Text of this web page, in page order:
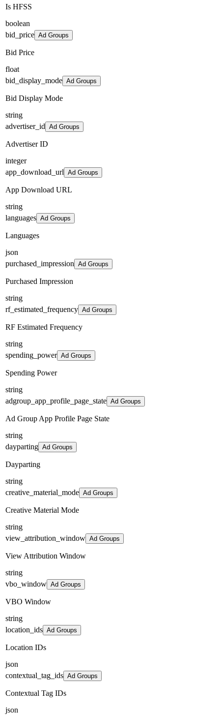
Is HFSS
boolean
bid_price Ad Groups
Bid Price
float
bid_display_mode Ad Groups
Bid Display Mode
string
advertiser_id Ad Groups
Advertiser ID
integer
app_download_url Ad Groups
App Download URL
string
languages Ad Groups
Languages
json
purchased_impression Ad Groups
Purchased Impression
string
rf_estimated_frequency Ad Groups
RF Estimated Frequency
string
spending_power Ad Groups
Spending Power
string
adgroup_app_profile_page_state Ad Groups
Ad Group App Profile Page State
string
dayparting Ad Groups
Dayparting
string
creative_material_mode Ad Groups
Creative Material Mode
string
view_attribution_window Ad Groups
View Attribution Window
string
vbo_window Ad Groups
VBO Window
string
location_ids Ad Groups
Location IDs
json
contextual_tag_ids Ad Groups
Contextual Tag IDs
json